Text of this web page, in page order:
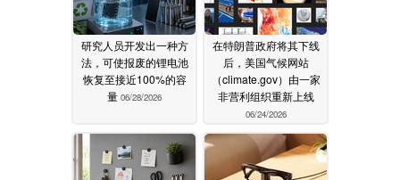
研究人员开发出一种方
法，可使报废的锂电池
恢复至接近100%的容
量 06/28/2026
在特朗普政府将其下线
后，美国气候网站
（climate.gov）由一家
非营利组织重新上线
06/24/2026